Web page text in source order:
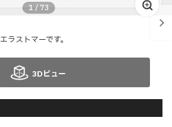
1 /73
ラストマーです。
3Dビュー